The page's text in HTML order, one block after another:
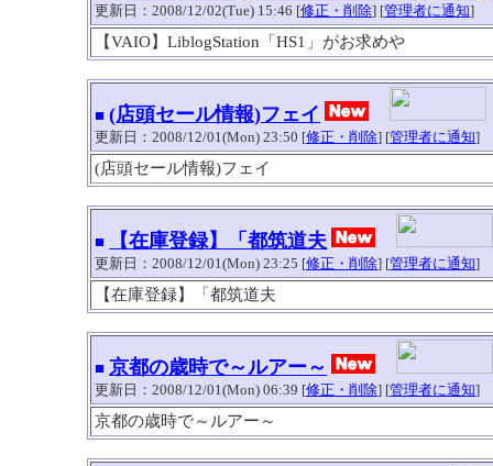
更新日：2008/12/02(Tue) 15:46 [修正・削除] [管理者に通知]
【VAIO】LiblogStation「HS1」がお求めや
■ (店頭セール情報)フェイ
更新日：2008/12/01(Mon) 23:50 [修正・削除] [管理者に通知]
(店頭セール情報)フェイ
■ 【在庫登録】「都筑道夫
更新日：2008/12/01(Mon) 23:25 [修正・削除] [管理者に通知]
【在庫登録】「都筑道夫
■ 京都の歳時で～ルアー～
更新日：2008/12/01(Mon) 06:39 [修正・削除] [管理者に通知]
京都の歳時で～ルアー～